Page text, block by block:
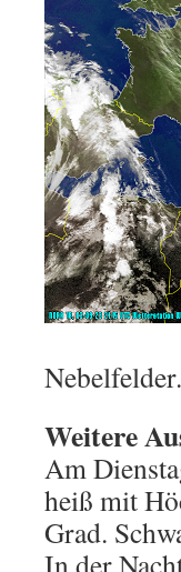
Weitere
Am
heiß mit
Grad.
In der